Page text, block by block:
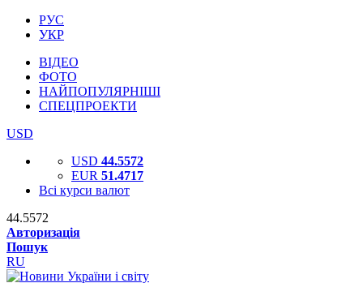
РУС
УКР
ВІДЕО
ФОТО
НАЙПОПУЛЯРНІШІ
СПЕЦПРОЕКТИ
USD
USD 44.5572
EUR 51.4717
Всі курси валют
44.5572
Авторизація
Пошук
RU